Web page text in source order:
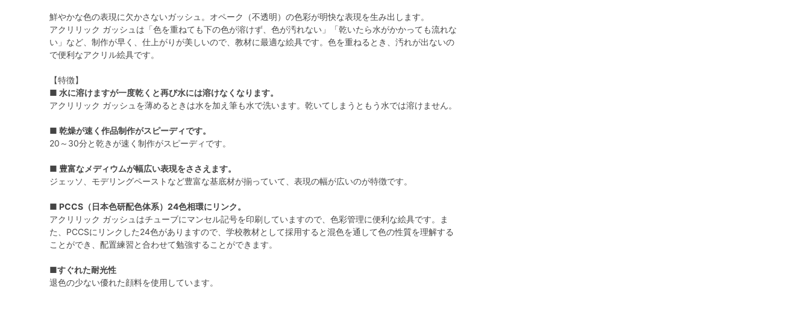
鮮やかな色の表現に欠かさないガッシュ。オペーク（不透明）の色彩が明快な表現を生み出します。
アクリリック ガッシュは「色を重ねても下の色が溶けず、色が汚れない」「乾いたら水がかかっても流れな
い」など、制作が早く、仕上がりが美しいので、教材に最適な絵具です。色を重ねるとき、汚れが出ないの
で便利なアクリル絵具です。
【特徴】
■ 水に溶けますが一度乾くと再び水には溶けなくなります。
アクリリック ガッシュを薄めるときは水を加え筆も水で洗います。乾いてしまうともう水では溶けません。
■ 乾燥が速く作品制作がスピーディです。
20～30分と乾きが速く制作がスピーディです。
■ 豊富なメディウムが幅広い表現をささえます。
ジェッソ、モデリングペーストなど豊富な基底材が揃っていて、表現の幅が広いのが特徴です。
■ PCCS（日本色研配色体系）24色相環にリンク。
アクリリック ガッシュはチューブにマンセル記号を印刷していますので、色彩管理に便利な絵具です。ま
た、PCCSにリンクした24色がありますので、学校教材として採用すると混色を通して色の性質を理解する
ことができ、配置練習と合わせて勉強することができます。
■すぐれた耐光性
退色の少ない優れた顔料を使用しています。